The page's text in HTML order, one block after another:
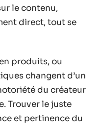
le contenu,
direct, tout se
produits, ou
changent d’un
du créateur
Trouver le juste
et pertinence du